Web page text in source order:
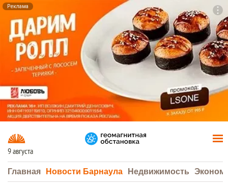
Реклама
9 августа
Главная Новости Барнаула Недвижимость